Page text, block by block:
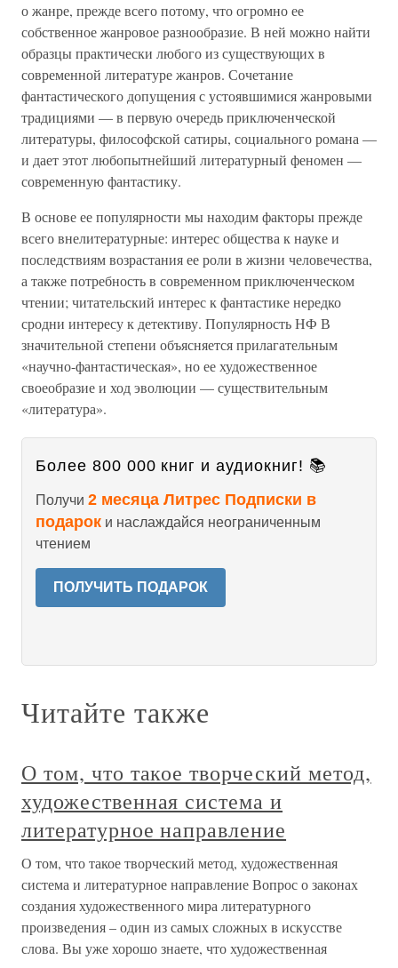
о жанре, прежде всего потому, что огромно ее
собственное жанровое разнообразие. В ней можно найти
образцы практически любого из существующих в
современной литературе жанров. Сочетание
фантастического допущения с устоявшимися жанровыми
традициями — в первую очередь приключенческой
литературы, философской сатиры, социального романа —
и дает этот любопытнейший литературный феномен —
современную фантастику.
В основе ее популярности мы находим факторы прежде
всего внелитературные: интерес общества к науке и
последствиям возрастания ее роли в жизни человечества,
а также потребность в современном приключенческом
чтении; читательский интерес к фантастике нередко
сродни интересу к детективу. Популярность НФ В
значительной степени объясняется прилагательным
«научно-фантастическая», но ее художественное
своеобразие и ход эволюции — существительным
«литература».
Более 800 000 книг и аудиокниг! 📚
Получи 2 месяца Литрес Подписки в
подарок и наслаждайся неограниченным
чтением
ПОЛУЧИТЬ ПОДАРОК
Читайте также
О том, что такое творческий метод,
художественная система и
литературное направление
О том, что такое творческий метод, художественная
система и литературное направление Вопрос о законах
создания художественного мира литературного
произведения – один из самых сложных в искусстве
слова. Вы уже хорошо знаете, что художественная